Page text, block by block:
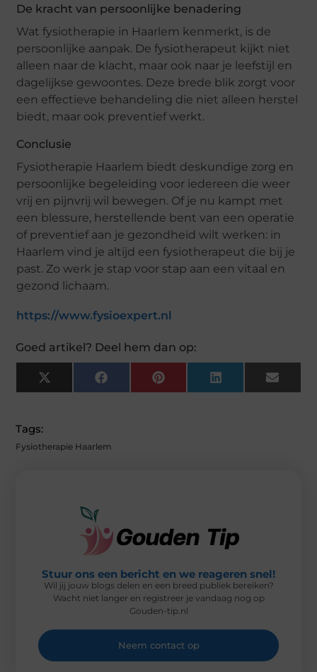
De kracht van persoonlijke benadering
Wat fysiotherapie in Haarlem kenmerkt, is de
persoonlijke aanpak. De fysiotherapeut kijkt niet
alleen naar de klacht, maar ook naar je leefstijl en
dagelijkse gewoontes. Deze brede blik zorgt voor
een effectieve behandeling die niet alleen herstel
biedt, maar ook preventief werkt.
Conclusie
Fysiotherapie Haarlem biedt deskundige zorg en
persoonlijke begeleiding voor iedereen die weer
vrij en pijnvrij wil bewegen. Of je nu kampt met
een blessure, herstellende bent van een operatie
of preventief aan je gezondheid wilt werken: in
Haarlem vind je altijd een fysiotherapeut die bij je
past. Zo werk je stap voor stap aan een vitaal en
gezond lichaam.
https://www.fysioexpert.nl
Goed artikel? Deel hem dan op:
X
(
E
F
A
K
P
I
L
I
E
M
Tags:
Fysiotherapie Haarlem
Stuur ons een bericht en we reageren snel!
Wil jij jouw blogs delen en een breed publiek bereiken?
Wacht niet langer en registreer je vandaag nog op
Gouden-tip.nl
Neem contact op